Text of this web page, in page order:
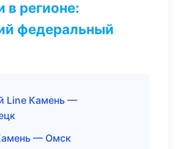
в регионе:
федеральный
Line Камень —
— Омск